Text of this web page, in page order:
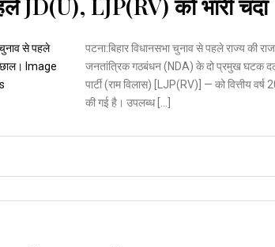
JD(U), LJP(RV) को भारी चंदा
पटना:बिहार विधानसभा चुनाव से पहले राज्य की
जनतांत्रिक गठबंधन (NDA) के दो प्रमुख घटक
पार्टी (राम विलास) [LJP(RV)] — को वित्तीय
की गई है। उपलब्ध […]